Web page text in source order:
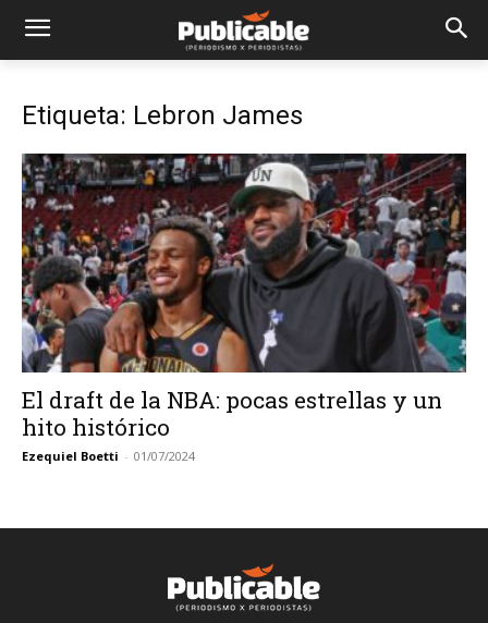
Etiqueta: Lebron James
El draft de la NBA: pocas estrellas y un
hito histórico
Ezequiel Boetti - 01/07/2024